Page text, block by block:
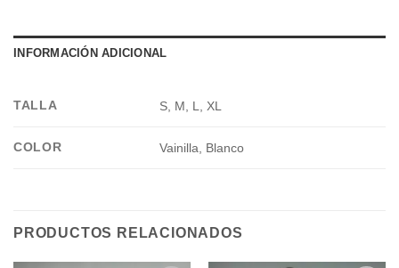
INFORMACIÓN ADICIONAL
TALLA S, M, L, XL
COLOR Vainilla, Blanco
PRODUCTOS RELACIONADOS